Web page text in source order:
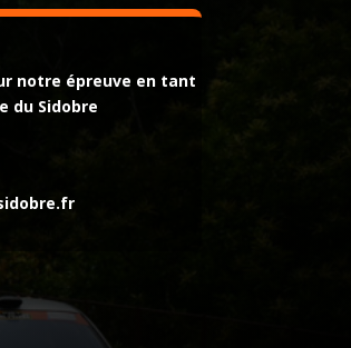
notre épreuve en tant
du Sidobre